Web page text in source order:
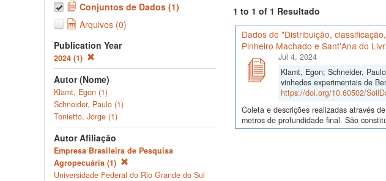
Conjuntos de Dados (1)
Arquivos (0)
Publication Year
2024 (1)
Autor (Nome)
Klamt, Egon (1)
Schneider, Paulo (1)
Tonietto, Jorge (1)
Autor Afiliação
Empresa Brasileira de Pesquisa
Agropecuária (1)
Universidade Federal do Rio Grande do Sul
1 to 1 of 1 Resultado
Dados de "Distribuição,
Pinheiro Machado e Sant'Ana do
Jul 4, 2024
Klamt, Egon; Schneider,
vinhedos experimentais de
https://doi.org/10.60502/
Coleta e descrições realizadas através
metros de profundidade final. São